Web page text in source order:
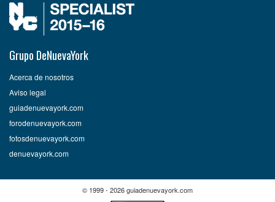
Grupo DeNuevaYork
Acerca de nosotros
Aviso legal
guiadenuevayork.com
forodenuevayork.com
fotosdenuevayork.com
denuevayork.com
© 1999 - 2026 guiadenuevayork.com